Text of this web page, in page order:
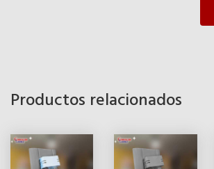
Productos relacionados